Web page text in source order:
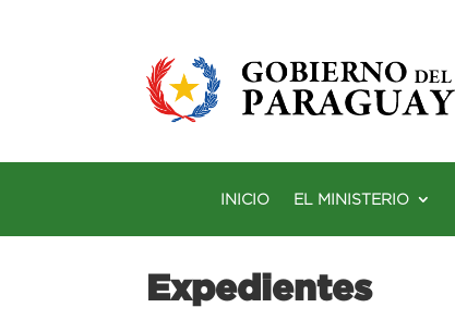
INICIO EL MINISTERIO
Expedientes